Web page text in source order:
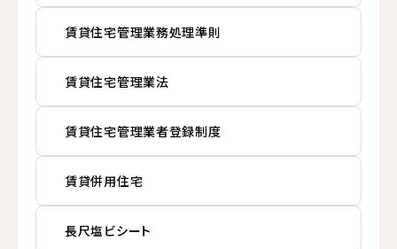
賃貸住宅管理業務処理準則
賃貸住宅管理業法
賃貸住宅管理業者登録制度
賃貸併用住宅
長尺塩ビシート